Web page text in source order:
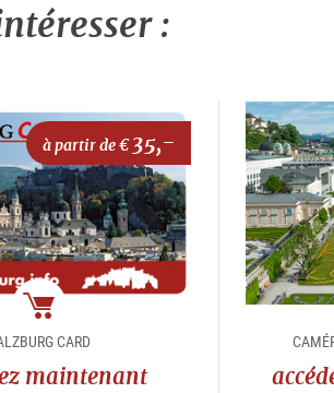
:
à partir de €35,-
Package
CARD
maintenant